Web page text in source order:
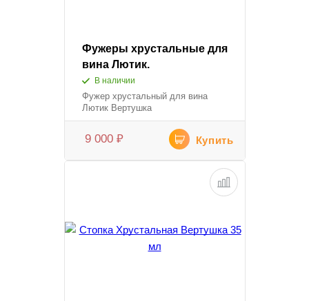
Фужеры хрустальные для
вина Лютик.
В наличии
Фужер хрустальный для вина
Лютик Вертушка
9 000 ₽ Купить